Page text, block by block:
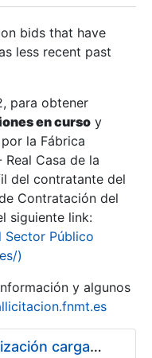
bids that have
less recent past
para obtener
en curso y
la Fábrica
Casa de la
del contratante del
Contratación del
siguiente link:
Sector Público
)
y algunos
Pliego condiciones optimización cargas compras firmado